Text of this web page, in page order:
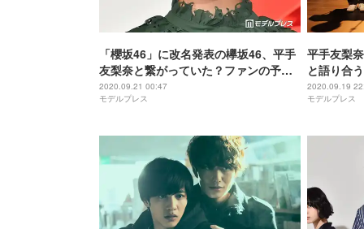
「櫻坂46」に改名発表の欅坂46、平手
友梨奈と繋がっていた？ファンの予測
が話題に
2020.09.21 00:47
モデルプレス
平手友梨
と語り合
と声をか
2020.09.19
モデルプレス